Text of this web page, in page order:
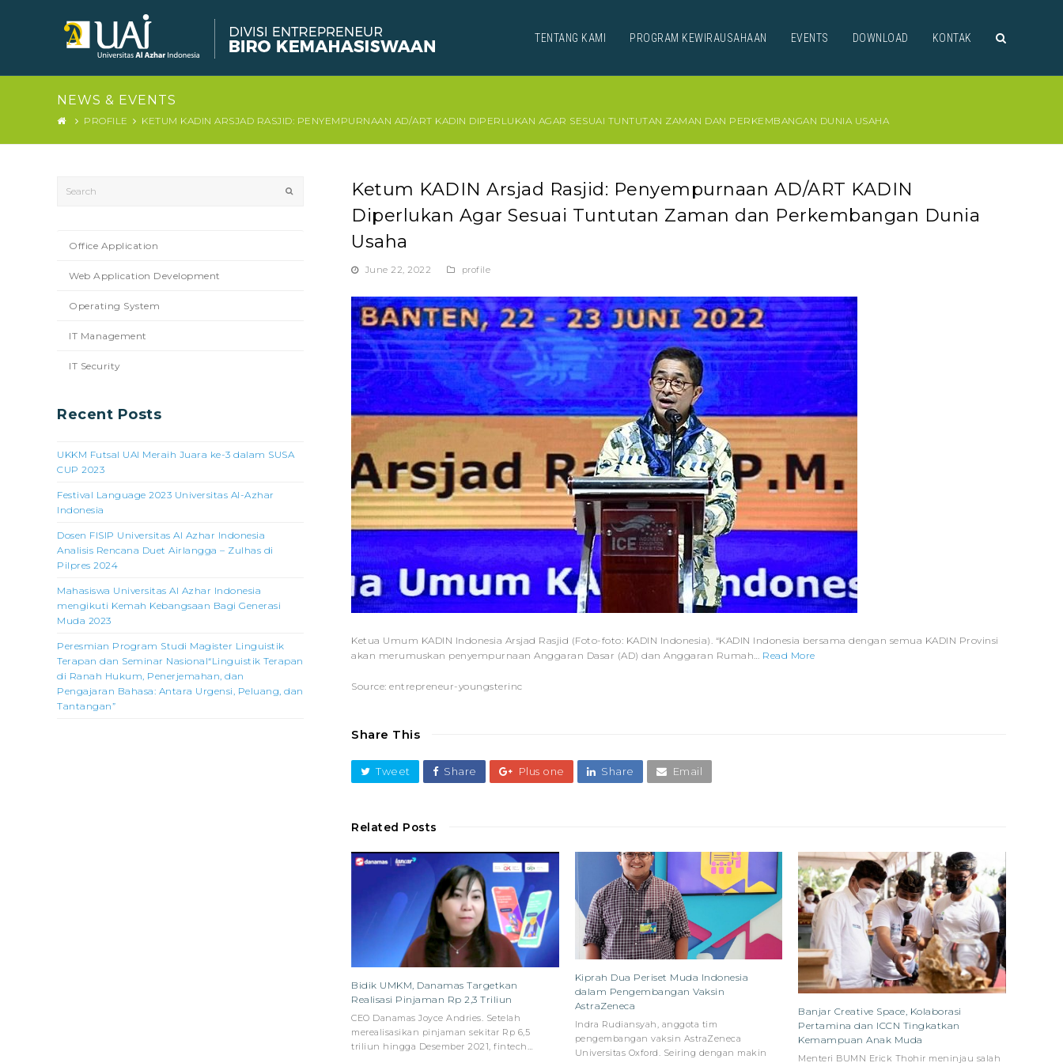
TENTANG KAMI PROGRAM KEWIRAUSAHAAN EVENTS DOWNLOAD KONTAK
NEWS & EVENTS
PROFILE KETUM KADIN ARSJAD RASJID: PENYEMPURNAAN AD/ART KADIN DIPERLUKAN AGAR SESUAI TUNTUTAN ZAMAN DAN PERKEMBANGAN DUNIA USAHA
Ketum KADIN Arsjad Rasjid: Penyempurnaan AD/ART KADIN
Diperlukan Agar Sesuai Tuntutan Zaman dan Perkembangan Dunia
Usaha
June 22, 2022 profile
Ketua Umum KADIN Indonesia Arsjad Rasjid (Foto-foto: KADIN Indonesia). “KADIN Indonesia bersama dengan semua KADIN Provinsi
akan merumuskan penyempurnaan Anggaran Dasar (AD) dan Anggaran Rumah… Read More
Source: entrepreneur-youngsterinc
Share This
Tweet Share Plus one Share Email
Related Posts
Bidik UMKM, Danamas Targetkan
Realisasi Pinjaman Rp 2,3 Triliun
CEO Danamas Joyce Andries. Setelah
merealisasikan pinjaman sekitar Rp 6,5
triliun hingga Desember 2021, fintech…
Kiprah Dua Periset Muda Indonesia
dalam Pengembangan Vaksin
AstraZeneca
Indra Rudiansyah, anggota tim
pengembangan vaksin AstraZeneca
Universitas Oxford. Seiring dengan makin
Banjar Creative Space, Kolaborasi
Pertamina dan ICCN Tingkatkan
Kemampuan Anak Muda
Menteri BUMN Erick Thohir meninjau salah
Office Application
Web Application Development
Operating System
IT Management
IT Security
Recent Posts
UKKM Futsal UAI Meraih Juara ke-3 dalam SUSA
CUP 2023
Festival Language 2023 Universitas Al-Azhar
Indonesia
Dosen FISIP Universitas Al Azhar Indonesia
Analisis Rencana Duet Airlangga – Zulhas di
Pilpres 2024
Mahasiswa Universitas Al Azhar Indonesia
mengikuti Kemah Kebangsaan Bagi Generasi
Muda 2023
Peresmian Program Studi Magister Linguistik
Terapan dan Seminar Nasional“Linguistik Terapan
di Ranah Hukum, Penerjemahan, dan
Pengajaran Bahasa: Antara Urgensi, Peluang, dan
Tantangan”